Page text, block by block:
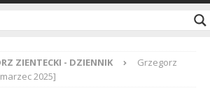
ZIENTECKI - DZIENNIK
Grzegorz
2025]